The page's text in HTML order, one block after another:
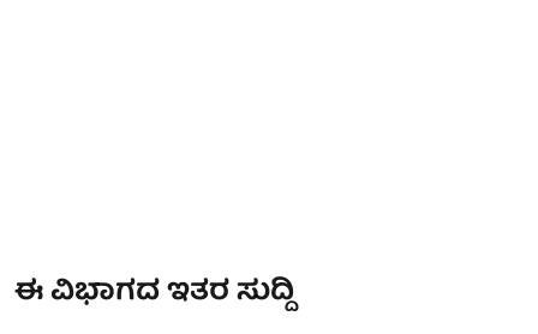
ಈ ವಿಭಾಗದ ಇತರ ಸುದ್ದಿ